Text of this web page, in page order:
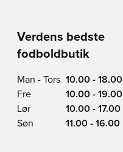
Verdens bedste
fodboldbutik
Man - Tors 10.00 - 18.00
Fre
10.00 - 19.00
Lør
10.00 - 17.00
Søn
11.00 - 16.00